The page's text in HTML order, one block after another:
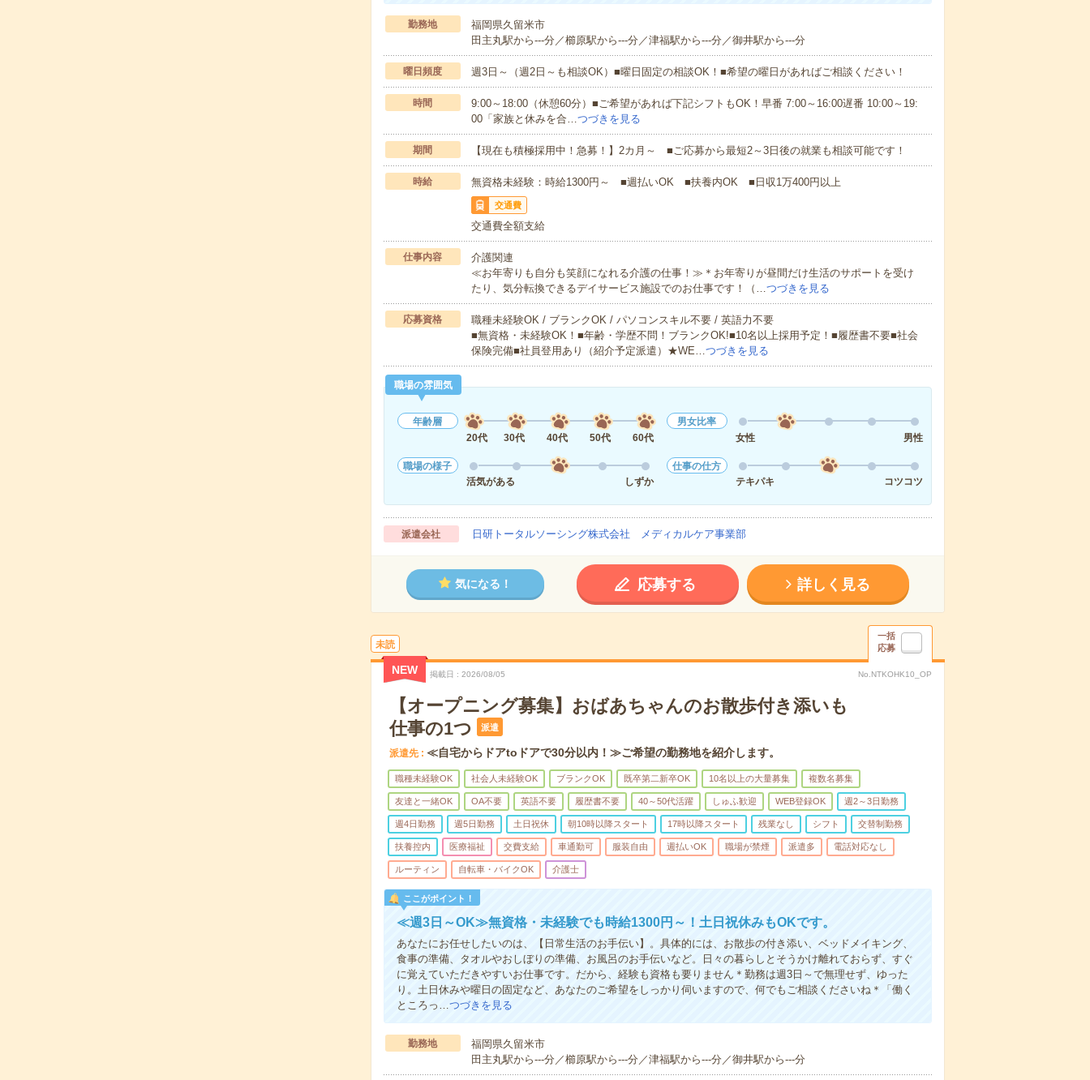
勤務地
福岡県久留米市
田主丸駅から---分／櫛原駅から---分／津福駅から---分／御井駅から---分
曜日頻度 週3日～（週2日～も相談OK）■曜日固定の相談OK！■希望の曜日があればご相談ください！
時間
9:00～18:00（休憩60分）■ご希望があれば下記シフトもOK！早番 7:00～16:00遅番 10:00～19:
00「家族と休みを合…つづきを見る
期間 【現在も積極採用中！急募！】2カ月～ ■ご応募から最短2～3日後の就業も相談可能です！
時給 無資格未経験：時給1300円～ ■週払いOK ■扶養内OK ■日収1万400円以上
交通費
交通費全額支給
仕事内容
介護関連
≪お年寄りも自分も笑顔になれる介護の仕事！≫＊お年寄りが昼間だけ生活のサポートを受け
たり、気分転換できるデイサービス施設でのお仕事です！（…つづきを見る
応募資格
職種未経験OK / ブランクOK / パソコンスキル不要 / 英語力不要
■無資格・未経験OK！■年齢・学歴不問！ブランクOK!■10名以上採用予定！■履歴書不要■社会
保険完備■社員登用あり（紹介予定派遣）★WE…つづきを見る
職場の雰囲気
年齢層
20代
30代 40代 50代 60代
男女比率
女性
男性
職場の様子
活気がある
しずか
仕事の仕方
テキパキ
コツコツ
派遣会社 日研トータルソーシング株式会社 メディカルケア事業部
気になる！ 応募する 詳しく見る
未読
一括
応募
NEW 掲載日 2026/08/05 No.NTKOHK10_OP
【オープニング募集】おばあちゃんのお散歩付き添いも
仕事の1つ
派遣
派遣先 ≪自宅からドアtoドアで30分以内！≫ご希望の勤務地を紹介します。
職種未経験OK 社会人未経験OK ブランクOK 既卒第二新卒OK 10名以上の大量募集 複数名募集
友達と一緒OK OA不要 英語不要 履歴書不要 40～50代活躍 しゅふ歓迎 WEB登録OK 週2～3日勤務
週4日勤務 週5日勤務 土日祝休 朝10時以降スタート 17時以降スタート 残業なし シフト 交替制勤務
扶養控内 医療福祉 交費支給 車通勤可 服装自由 週払いOK 職場が禁煙 派遣多 電話対応なし
ルーティン 自転車・バイクOK 介護士
ここがポイント！
≪週3日～OK≫無資格・未経験でも時給1300円～！土日祝休みもOKです。
あなたにお任せしたいのは、【日常生活のお手伝い】。具体的には、お散歩の付き添い、ベッドメイキング、
食事の準備、タオルやおしぼりの準備、お風呂のお手伝いなど。日々の暮らしとそうかけ離れておらず、すぐ
に覚えていただきやすいお仕事です。だから、経験も資格も要りません＊勤務は週3日～で無理せず、ゆった
り。土日休みや曜日の固定など、あなたのご希望をしっかり伺いますので、何でもご相談くださいね＊「働く
ところっ…つづきを見る
勤務地
福岡県久留米市
田主丸駅から---分／櫛原駅から---分／津福駅から---分／御井駅から---分